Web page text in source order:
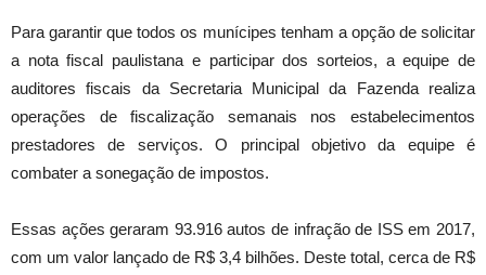
Para garantir que todos os munícipes tenham a opção de solicitar
a nota fiscal paulistana e participar dos sorteios, a equipe de
auditores fiscais da Secretaria Municipal da Fazenda realiza
operações de fiscalização semanais nos estabelecimentos
prestadores de serviços. O principal objetivo da equipe é
combater a sonegação de impostos.
Essas ações geraram 93.916 autos de infração de ISS em 2017,
com um valor lançado de R$ 3,4 bilhões. Deste total, cerca de R$